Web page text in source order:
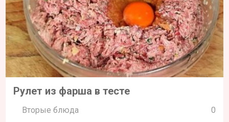
Рулет из фарша в тесте
Вторые блюда 0